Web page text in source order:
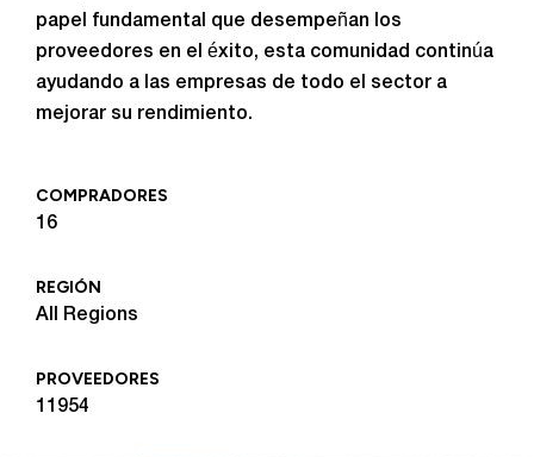
papel fundamental que desempeñan los
proveedores en el éxito, esta comunidad continúa
ayudando a las empresas de todo el sector a
mejorar su rendimiento.
COMPRADORES
16
REGIÓN
All Regions
PROVEEDORES
11954